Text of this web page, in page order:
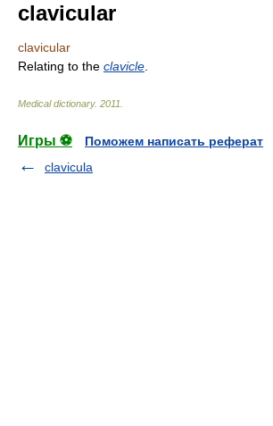
clavicular
clavicular
Relating to the clavicle
Medical dictionary. 2011
Игры ⚽
Поможем написать реферат
clavicula